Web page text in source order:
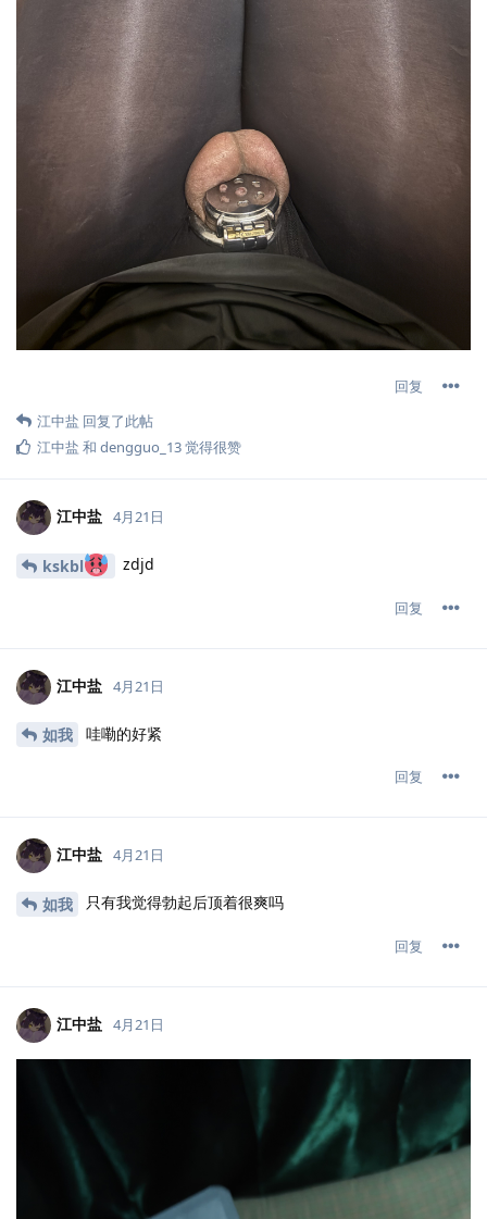
回复
江中盐 回复了此帖
江中盐 和 dengguo_13觉得很赞
江中盐 4月21日
kskbl zdjd
回复
江中盐 4月21日
如我 哇嘞的好紧
回复
江中盐 4月21日
如我 只有我觉得勃起后顶着很爽吗
回复
江中盐 4月21日